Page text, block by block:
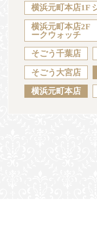
Sustainability Voice
JA
横浜元町本店1F
横浜元町本店2F
ークウォッチ
そごう千葉店
そごう大宮店
横浜元町本店